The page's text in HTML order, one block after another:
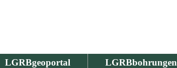
LGRBgeoportal LGRBbohrungen